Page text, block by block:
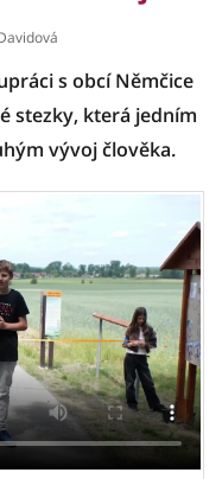
s obcí Němčice
stezky, která jedním
vývoj člověka.